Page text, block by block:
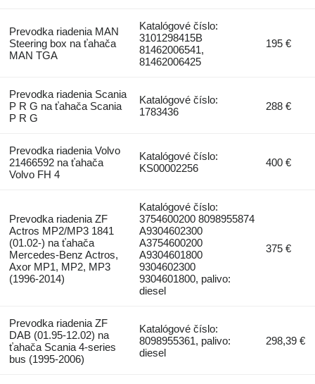
Prevodka riadenia MAN
Steering box na ťahača
MAN TGA
Katalógové číslo:
3101298415B
81462006541,
81462006425
195 €
Prevodka riadenia Scania
P R G na ťahača Scania
P R G
Katalógové číslo:
1783436
288 €
Prevodka riadenia Volvo
21466592 na ťahača
Volvo FH 4
Katalógové číslo:
KS00002256
400 €
Prevodka riadenia ZF
Actros MP2/MP3 1841
(01.02-) na ťahača
Mercedes-Benz Actros,
Axor MP1, MP2, MP3
(1996-2014)
Katalógové číslo:
3754600200 8098955874
A9304602300
A3754600200
A9304601800
9304602300
9304601800, palivo:
diesel
375 €
Prevodka riadenia ZF
DAB (01.95-12.02) na
ťahača Scania 4-series
bus (1995-2006)
Katalógové číslo:
8098955361, palivo:
diesel
298,39 €